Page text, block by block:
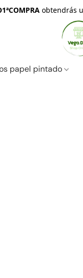
obtendrás
papel pintado